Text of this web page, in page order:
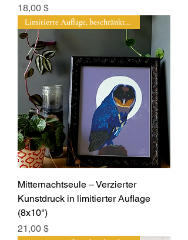
Preis
18,00 $
Limitierte Auflage, beschränkte Auflage
Mitternachtseule – Verzierter
Kunstdruck in limitierter Auflage
(8x10")
Preis
21,00 $